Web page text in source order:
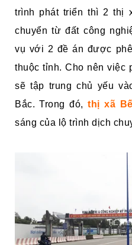
trình phát triển thì 2 thị
chuyển từ đất công
vụ với 2 đề án được
thuộc tỉnh. Cho nên việc
sẽ tập trung chủ yếu
Bắc. Trong đó, thị xã
sáng của lộ trình dịch